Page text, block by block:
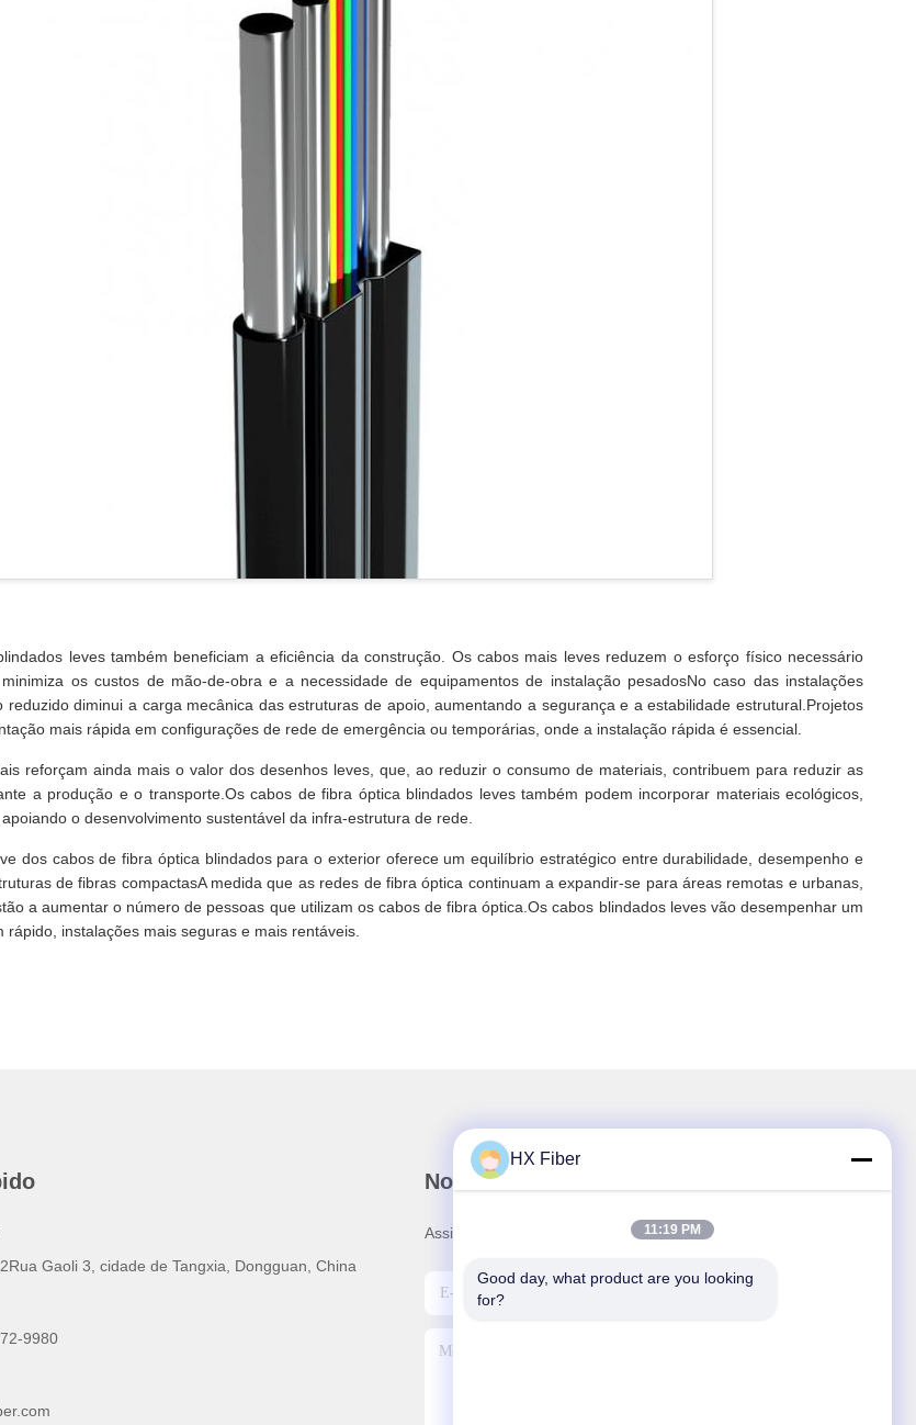
leves também beneficiam a eficiência da construção. Os cabos mais leves reduzem o esforço físico necessário
os custos de mão-de-obra e a necessidade de equipamentos de instalação pesadosNo caso das instalações
diminui a carga mecânica das estruturas de apoio, aumentando a segurança e a estabilidade estrutural.Projetos
mais rápida em configurações de rede de emergência ou temporárias, onde a instalação rápida é essencial.
reforçam ainda mais o valor dos desenhos leves, que, ao reduzir o consumo de materiais, contribuem para reduzir as
a produção e o transporte.Os cabos de fibra óptica blindados leves também podem incorporar materiais ecológicos,
o desenvolvimento sustentável da infra-estrutura de rede.
dos cabos de fibra óptica blindados para o exterior oferece um equilíbrio estratégico entre durabilidade, desempenho e
de fibras compactasA medida que as redes de fibra óptica continuam a expandir-se para áreas remotas e urbanas,
a aumentar o número de pessoas que utilizam os cabos de fibra óptica.Os cabos blindados leves vão desempenhar um
rápido, instalações mais seguras e mais rentáveis.
Gaoli 3, cidade de Tangxia, Dongguan, China
9980
Nosso boletim informativo
Assine nossa newsletter para descontos e muito mais.
HX Fiber
11:19 PM
Good day, what product are you looking
for?